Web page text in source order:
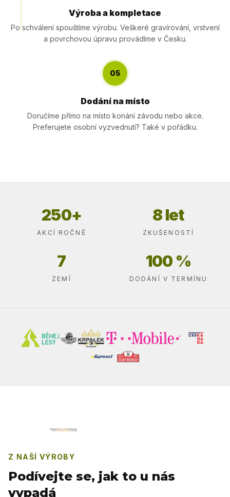
Výroba a kompletace
Po schválení spouštíme výrobu. Veškeré gravírování, vrstvení
a povrchovou úpravu provádíme v Česku.
05
Dodání na místo
Doručíme přímo na místo konání závodu nebo akce.
Preferujete osobní vyzvednutí? Také v pořádku.
250+
AKCÍ ROČNĚ
8 let
ZKUŠENOSTÍ
7
ZEMÍ
100 %
DODÁNÍ V TERMÍNU
Z NAŠÍ VÝROBY
Podívejte se, jak to u nás
vypadá